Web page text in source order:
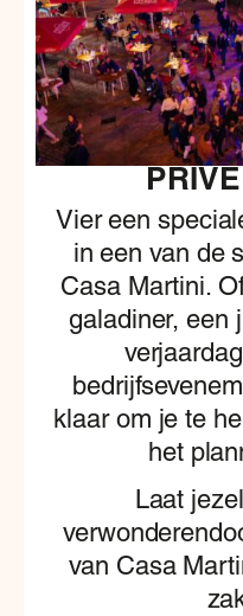
Vier een
in een van de
Casa Martini.
galadiner, een
klaar om je te
het
Laat
van Casa